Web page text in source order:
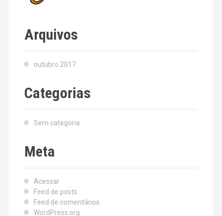
Arquivos
outubro 2017
Categorias
Sem categoria
Meta
Acessar
Feed de posts
Feed de comentários
WordPress.org